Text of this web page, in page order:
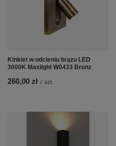
Kinkiet w odcieniu brązu LED
3000K Maxlight W0433 Bronz
260,00 zł / szt.